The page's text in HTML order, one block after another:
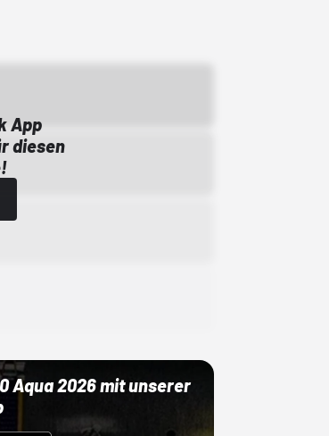
App
diesen
Aqua 2026 mit unserer